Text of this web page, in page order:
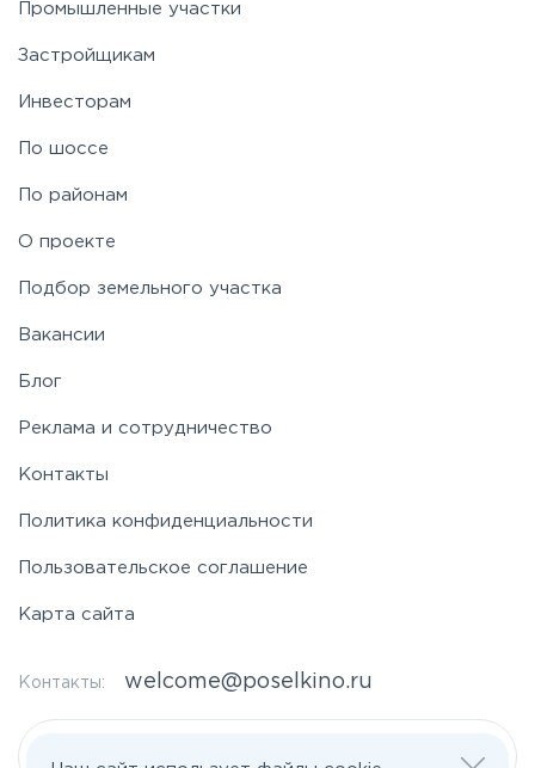
Рогачёвское
Таракановское
Щелковское
Промышленные участки
Застройщикам
Инвесторам
По шоссе
По районам
О проекте
Подбор земельного участка
Вакансии
Блог
Реклама и сотрудничество
Контакты
Политика конфиденциальности
Пользовательское соглашение
Карта сайта
Контакты: welcome@poselkino.ru